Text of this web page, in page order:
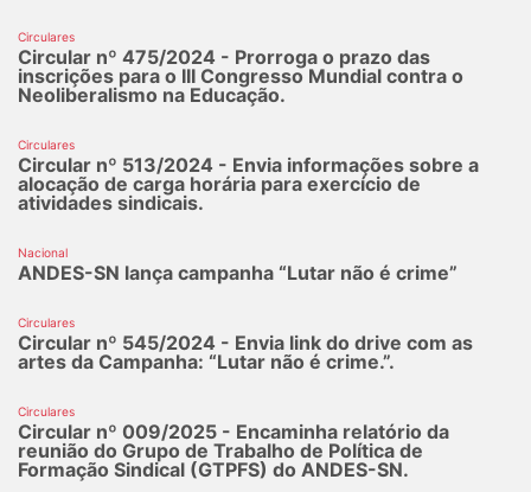
Circulares
Circular nº 475/2024 - Prorroga o prazo das
inscrições para o III Congresso Mundial contra o
Neoliberalismo na Educação.
Circulares
Circular nº 513/2024 - Envia informações sobre a
alocação de carga horária para exercício de
atividades sindicais.
Nacional
ANDES-SN lança campanha “Lutar não é crime”
Circulares
Circular nº 545/2024 - Envia link do drive com as
artes da Campanha: “Lutar não é crime.”.
Circulares
Circular nº 009/2025 - Encaminha relatório da
reunião do Grupo de Trabalho de Política de
Formação Sindical (GTPFS) do ANDES-SN.